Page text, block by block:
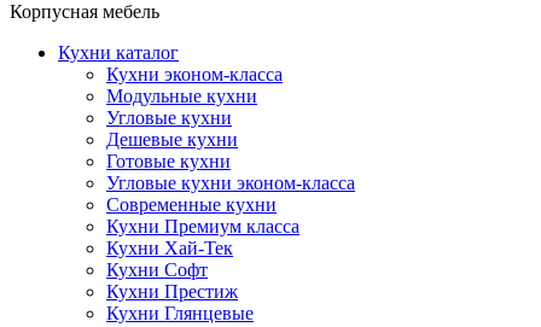
Корпусная мебель
Кухни каталог
Кухни эконом-класса
Модульные кухни
Угловые кухни
Дешевые кухни
Готовые кухни
Угловые кухни эконом-класса
Современные кухни
Кухни Премиум класса
Кухни Хай-Тек
Кухни Софт
Кухни Престиж
Кухни Глянцевые